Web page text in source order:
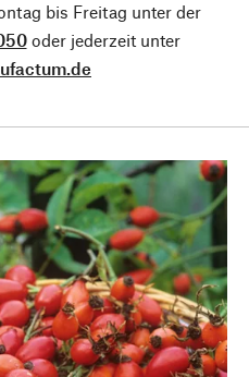
bis Freitag unter der
oder jederzeit unter